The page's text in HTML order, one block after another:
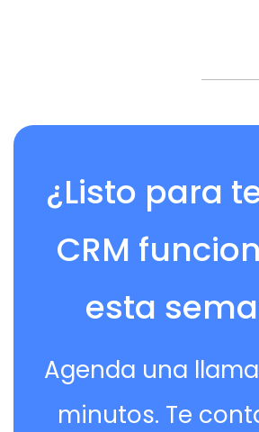
¿Listo para
CRM
esta
Agenda una
minutos. Te